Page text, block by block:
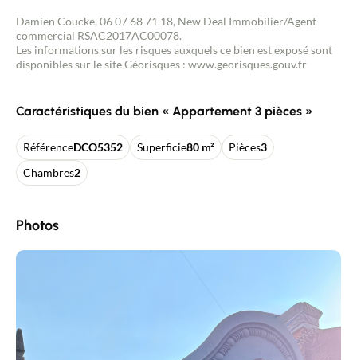
Damien Coucke, 06 07 68 71 18, New Deal Immobilier/Agent
commercial RSAC2017AC00078.
Les informations sur les risques auxquels ce bien est exposé sont
disponibles sur le site Géorisques : www.georisques.gouv.fr
Caractéristiques du bien « Appartement 3 pièces »
RéférenceDCO5352 Superficie80 m² Pièces3
Chambres2
Photos